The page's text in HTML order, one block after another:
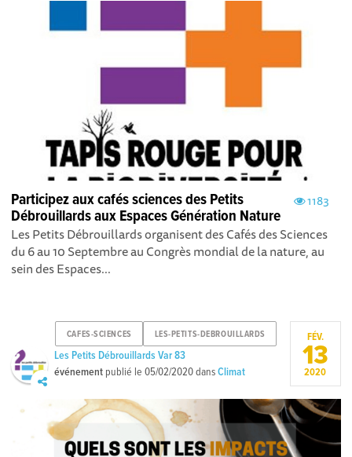
1183
Participez aux cafés sciences des Petits
Débrouillards aux Espaces Génération Nature
Les Petits Débrouillards organisent des Cafés des Sciences
du 6 au 10 Septembre au Congrès mondial de la nature, au
sein des Espaces...
CAFES-SCIENCES LES-PETITS-DEBROUILLARDS
Les Petits Débrouillards Var 83
événement publié le05/02/2020dansClimat
FÉV.
13
2020